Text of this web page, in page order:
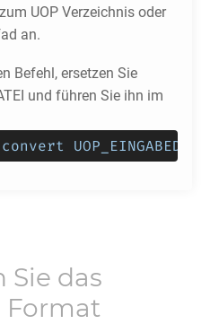
UOP Verzeichnis oder
an.
Befehl, ersetzen Sie
und führen Sie ihn im
Sie das
Format